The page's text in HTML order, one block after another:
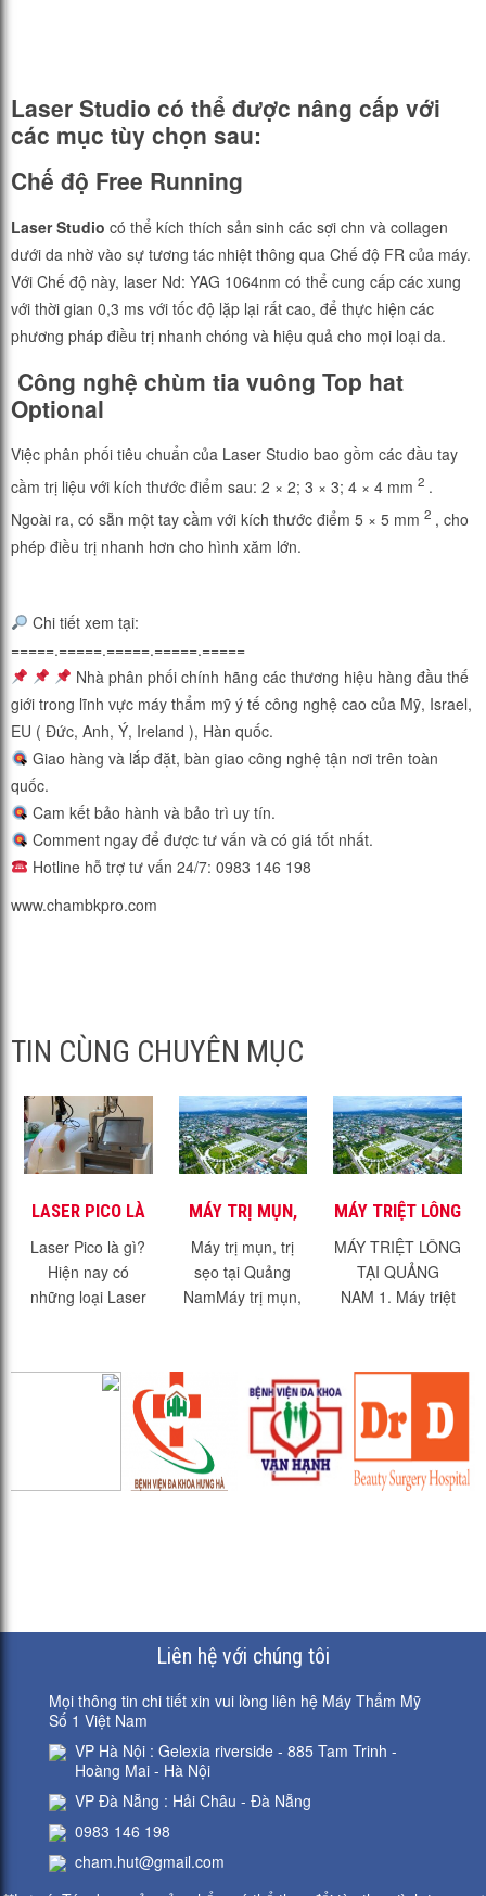
Laser Studio có thể được nâng cấp với
các mục tùy chọn sau:
Chế độ Free Running
Laser Studio có thể kích thích sản sinh các sợi chn và collagen
dưới da nhờ vào sự tương tác nhiệt thông qua Chế độ FR của máy.
Với Chế độ này, laser Nd: YAG 1064nm có thể cung cấp các xung
với thời gian 0,3 ms với tốc độ lặp lại rất cao, để thực hiện các
phương pháp điều trị nhanh chóng và hiệu quả cho mọi loại da.
Công nghệ chùm tia vuông Top hat
Optional
Việc phân phối tiêu chuẩn của Laser Studio bao gồm các đầu tay
cầm trị liệu với kích thước điểm sau: 2 × 2; 3 × 3; 4 × 4 mm 2 .
Ngoài ra, có sẵn một tay cầm với kích thước điểm 5 × 5 mm 2 , cho
phép điều trị nhanh hơn cho hình xăm lớn.
Chi tiết xem tại:
=====.=====.=====.=====.=====
Nhà phân phối chính hãng các thương hiệu hàng đầu thế
giới trong lĩnh vực máy thẩm mỹ ý tế công nghệ cao của Mỹ, Israel,
EU ( Đức, Anh, Ý, Ireland ), Hàn quốc.
Giao hàng và lắp đặt, bàn giao công nghệ tận nơi trên toàn
quốc.
Cam kết bảo hành và bảo trì uy tín.
Comment ngay để được tư vấn và có giá tốt nhất.
Hotline hỗ trợ tư vấn 24/7: 0983 146 198
www.chambkpro.com
TIN CÙNG CHUYÊN MỤC
LASER PICO LÀ
GÌ? PICO
GENESIS CÓ GÌ
ĐẶC BIỆT?
Laser Pico là gì?
Hiện nay có
những loại Laser
và thẩm mỹ?
Laser là gì? Laser
có ứng dụng gì...
MÁY TRỊ MỤN,
TRỊ SẸO TẠI
QUẢNG NAM
Máy trị mụn, trị
sẹo tại Quảng
NamMáy trị mụn,
trị mụn, trị sẹo, trẻ
hóa da đang
MÁY TRIỆT LÔNG
TẠI QUẢNG NAM
MÁY TRIỆT LÔNG
TẠI QUẢNG
NAM 1. Máy triệt
Máy triệt lông hiệu
quả?Máy triệt lông
IPL Là thiết bị
phát...
Liên hệ với chúng tôi
Mọi thông tin chi tiết xin vui lòng liên hệ Máy Thẩm Mỹ
Số 1 Việt Nam
VP Hà Nội : Gelexia riverside - 885 Tam Trinh -
Hoàng Mai - Hà Nội
VP Đà Nẵng : Hải Châu - Đà Nẵng
0983 146 198
cham.hut@gmail.com